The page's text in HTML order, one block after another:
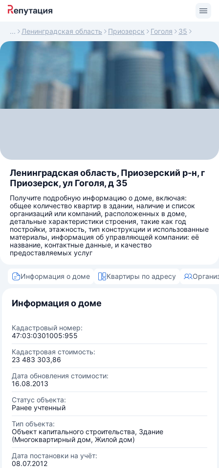
Ленинградская область Приозерск Гоголя 35
Ленинградская область, Приозерский р-н, г
Приозерск, ул Гоголя, д 35
Получите подробную информацию о доме, включая:
общее количество квартир в здании, наличие и список
организаций или компаний, расположенных в доме,
детальные характеристики строения, такие как год
постройки, этажность, тип конструкции и использованные
материалы, информация об управляющей компании: её
название, контактные данные, и качество
предоставляемых услуг
Информация о доме Квартиры по адресу
Информация о доме
Кадастровый номер:
47:03:0301005:955
Кадастровая стоимость:
23 483 303,86
Дата обновления стоимости:
16.08.2013
Статус объекта:
Ранее учтенный
Тип объекта:
Объект капитального строительства, Здание
(Многоквартирный дом, Жилой дом)
Дата постановки на учёт:
08.07.2012